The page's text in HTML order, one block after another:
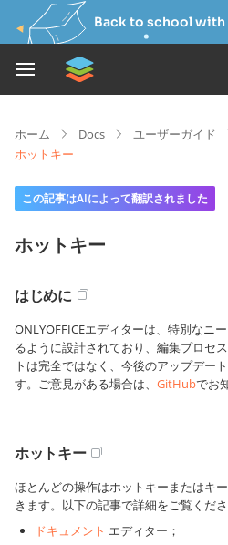
Back to school with
ホーム Docs ユーザーガイド
ホットキー
この記事はAIによって翻訳されました
ホットキー
はじめに
ONLYOFFICEエディターは、特別なニ
るように設計されており、編集プロセ
トは完全ではなく、今後のアップデー
す。ご意見がある場合は、 GitHubでお
ホットキー
ほとんどの操作はホットキーまたはキ
きます。以下の記事で詳細をご覧くださ
ドキュメント エディター；